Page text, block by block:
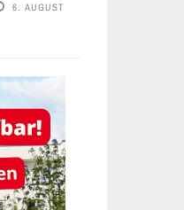
6. AUGUST